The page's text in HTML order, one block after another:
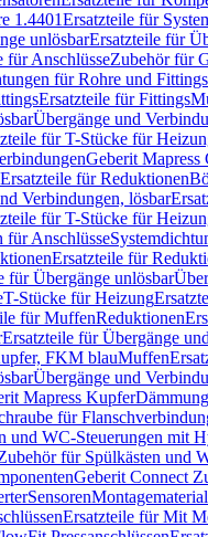
1.4401Ersatzteile für
unlösbarErsatzteile für
für AnschlüsseZubehör für
für Rohre und Fittings
Ersatzteile für Fittings
Übergänge und
für T-Stücke für
Geberit Mapress
Ersatzteile für Reduktionen
Verbindungen, lösbar
für T-Stücke für
für Anschlüsse
Ersatzteile für
für Übergänge unlösbar
T-Stücke für Heizung
für MuffenReduktionen
Ersatzteile für Übergänge
FKM blauMuffen
Übergänge und
Mapress Kupfer
für
und WC-Steuerungen mit
für Spülkästen und
Geberit Connect
SensorenMontagematerial
Ersatzteile für Mit